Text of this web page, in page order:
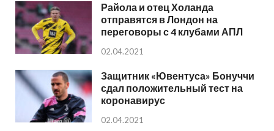
Райола и отец Холанда
отправятся в Лондон на
переговоры с 4 клубами АПЛ
02.04.2021
Защитник «Ювентуса» Бонуччи
сдал положительный тест на
коронавирус
02.04.2021